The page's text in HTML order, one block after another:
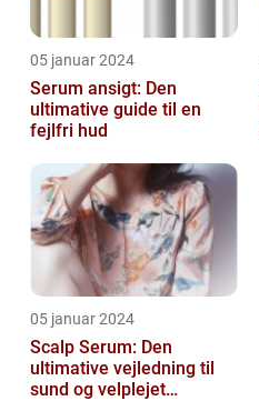
05 januar 2024
Serum ansigt: Den
ultimative guide til en
fejlfri hud
05 januar 2024
Scalp Serum: Den
ultimative vejledning til
sund og velplejet